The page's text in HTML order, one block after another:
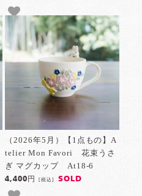
（2026年5月）【1点もの】A
telier Mon Favori 花束うさ
ぎ マグカップ At18-6
4,400円 [税込] SOLD